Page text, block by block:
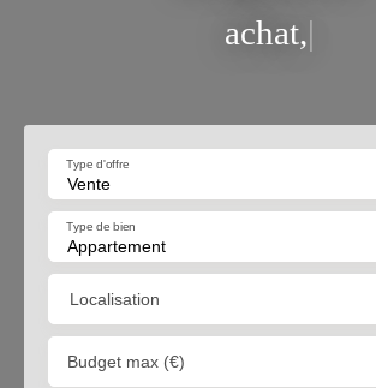
achat,|
Vente
Type d'offre
Appartement
Type de bien
Localisation
Budget max (€)